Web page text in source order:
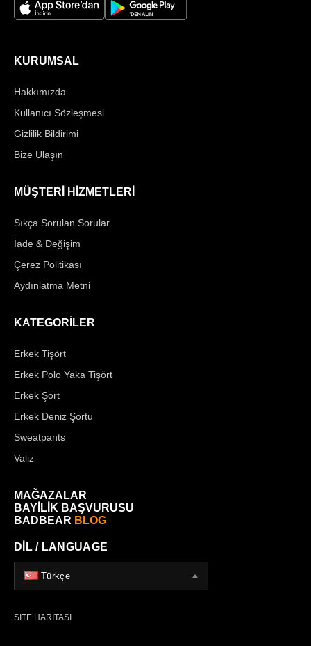
KURUMSAL
Hakkımızda
Kullanıcı Sözleşmesi
Gizlilik Bildirimi
Bize Ulaşın
MÜŞTERİ HİZMETLERİ
Sıkça Sorulan Sorular
İade & Değişim
Çerez Politikası
Aydınlatma Metni
KATEGORİLER
Erkek Tişört
Erkek Polo Yaka Tişört
Erkek Şort
Erkek Deniz Şortu
Sweatpants
Valiz
MAĞAZALAR
BAYİLİK BAŞVURUSU
BADBEAR BLOG
DİL / LANGUAGE
Türkçe
SİTE HARİTASI